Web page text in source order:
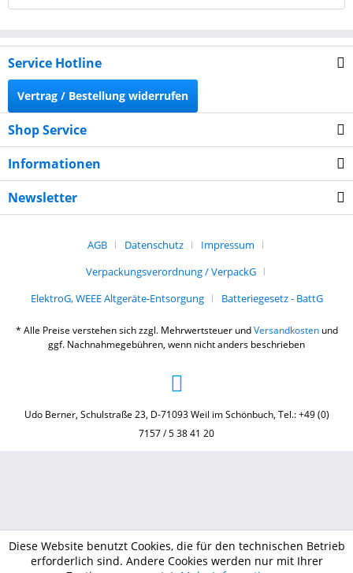
Service Hotline
Vertrag / Bestellung widerrufen
Shop Service
Informationen
Newsletter
AGB Datenschutz
Impressum
Verpackungsverordnung / VerpackG
ElektroG, WEEE Altgeräte-Entsorgung
Batteriegesetz - BattG
* Alle Preise verstehen sich zzgl. Mehrwertsteuer undVersandkostenund
ggf. Nachnahmegebühren, wenn nicht anders beschrieben
Udo Berner, Schulstraße 23, D-71093 Weil im Schönbuch, Tel.: +49 (0)
7157 / 5 38 41 20
Diese Website benutzt Cookies, die für den technischen Betrieb
erforderlich sind. Andere Cookies werden nur mit Ihrer